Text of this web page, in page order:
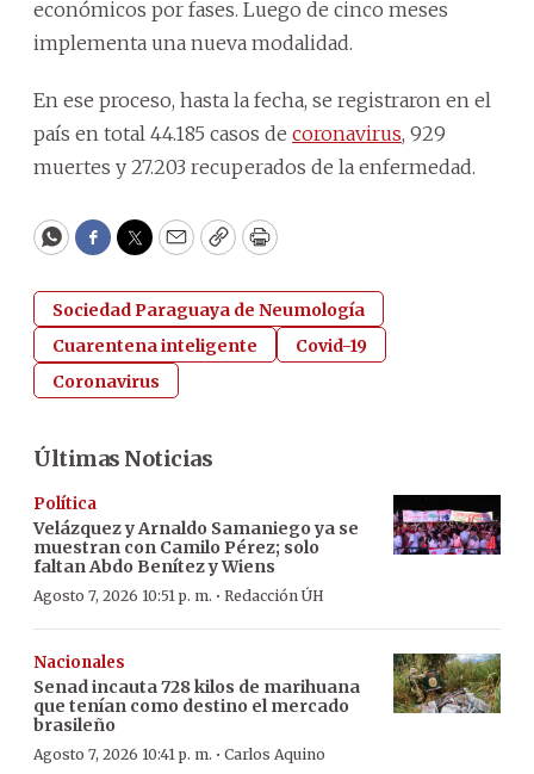
económicos por fases. Luego de cinco meses
implementa una nueva modalidad.
En ese proceso, hasta la fecha, se registraron en el
país en total 44.185 casos de coronavirus, 929
muertes y 27.203 recuperados de la enfermedad.
WhatsApp
Facebook
Twitter
EmailCopyPrint
Sociedad Paraguaya de Neumología
Cuarentena inteligente
Covid-19
Coronavirus
Últimas Noticias
Política
Velázquez y Arnaldo Samaniego ya se
muestran con Camilo Pérez; solo
faltan Abdo Benítez y Wiens
Agosto 7, 2026 10:51 p. m. · Redacción ÚH
Nacionales
Senad incauta 728 kilos de marihuana
que tenían como destino el mercado
brasileño
Agosto 7, 2026 10:41 p. m. · Carlos Aquino